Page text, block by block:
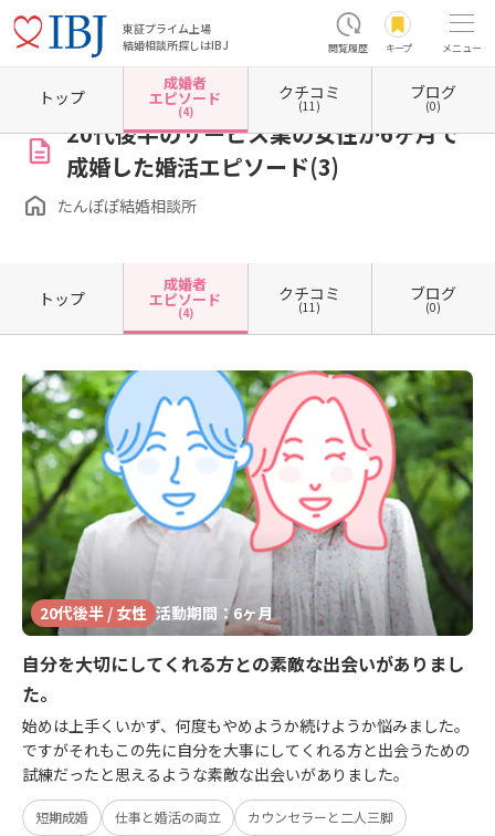
東証プライム上場
結婚相談所探しはIBJ
閲覧履歴 キープ メニュー
ホーム 福島県の結婚相談所 福島県郡山市 たんぽぽ結婚相談所 成婚者エピソード一覧
20代後半のサービス業の女性が6ヶ月で
成婚した婚活エピソード(3)
たんぽぽ結婚相談所
トップ
成婚者
エピソード
(4)
クチコミ
(11)
ブログ
(0)
トップ
成婚者
エピソード
(4)
クチコミ
(11)
ブログ
(0)
20代後半 / 女性 活動期間：6ヶ月
自分を大切にしてくれる方との素敵な出会いがありまし
た。
始めは上手くいかず、何度もやめようか続けようか悩みました。
ですがそれもこの先に自分を大事にしてくれる方と出会うための
試練だったと思えるような素敵な出会いがありました。
短期成婚 仕事と婚活の両立 カウンセラーと二人三脚